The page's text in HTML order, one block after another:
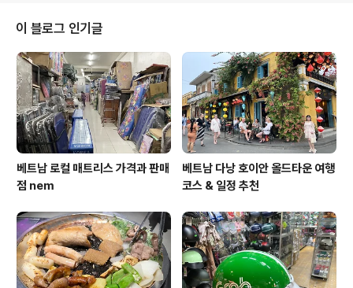
에 더욱 그런 느낌을 살려주는 것 같기도 하고.저녁 업무 미
팅을 준비하기 위해 30분 정도 일찍 왔다. 6시 정도가 넘
어가기 시작하면...테이블이 만석이 되기 때문이다.우리는
미리 예약을 하고 왔는데, 가장 바깥쪽의 조그만 룸을 예약
하기 위해서였다. 좀 좁긴 한데, 2~3명이서 도란도란 어깨
를 맞대며 이야기..
이 블로그 인기글
베트남 로컬 매트리스 가격과 판매
점 nem
베트남 다낭 호이안 올드타운 여행
코스 & 일정 추천